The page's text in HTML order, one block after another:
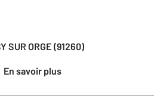
SUR ORGE (91260)
En savoir plus